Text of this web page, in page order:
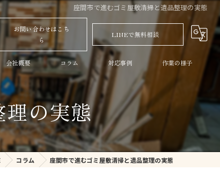
座間市で進むゴミ屋敷清掃と遺品整理の実態
お問い合わせはこち
ら
LINEで無料相談
会社概要 コラム 対応事例 作業の様子
理の実態
コラム 座間市で進むゴミ屋敷清掃と遺品整理の実態